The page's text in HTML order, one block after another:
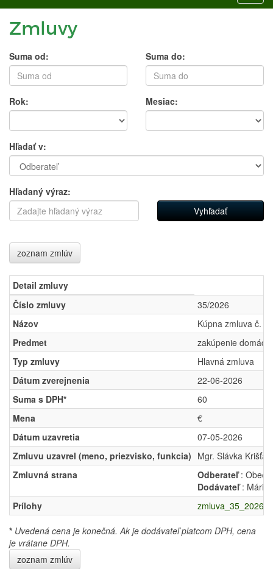
Zmluvy
Suma od: Suma do:
Rok: Mesiac:
Hľadať v:
Hľadaný výraz:
zoznam zmlúv
Detail zmluvy
Číslo zmluvy
35/2026
Názov
Kúpna zmluva č.
Predmet
zakúpenie
Typ zmluvy
Hlavná zmluva
Dátum zverejnenia
22-06-2026
Suma s DPH*
60
Mena
€
Dátum uzavretia
07-05-2026
Zmluvu uzavrel (meno, priezvisko, funkcia) Mgr. Slávka
Zmluvná strana
Odberateľ: Obec
Dodávateľ: Mária
Prílohy
* Uvedená cena je konečná. Ak je dodávateľ platcom DPH, cena
je vrátane DPH.
zoznam zmlúv